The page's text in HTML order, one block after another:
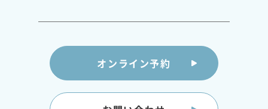
オンライン予約